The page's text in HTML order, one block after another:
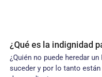
¿Qué es la indignidad
¿Quién no puede heredar
suceder y por lo tanto